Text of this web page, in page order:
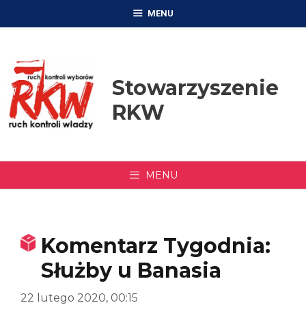
MENU
Stowarzyszenie
RKW
MENU
Komentarz Tygodnia:
Służby u Banasia
22 lutego 2020, 00:15